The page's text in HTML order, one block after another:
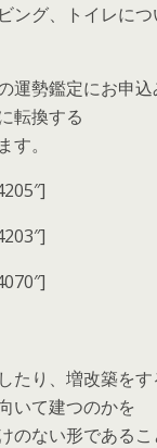
ング、トイレに
運勢鑑定にお申
転換する
す。
たり、増改築を
いて建つのかを
のない形である